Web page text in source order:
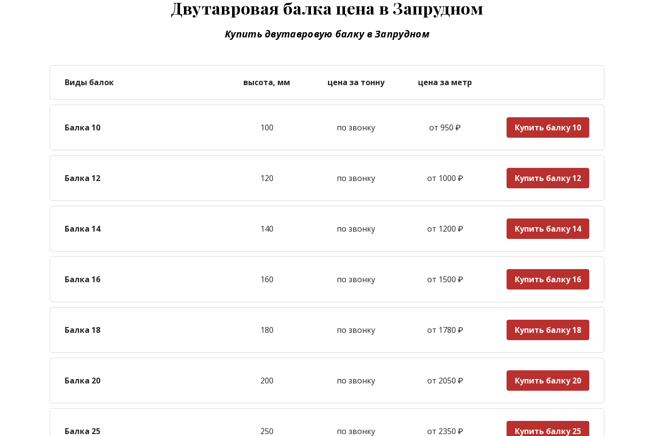
Двутавровая балка цена в Запрудном
Купить двутавровую балку в Запрудном
Виды балок высота, мм цена за тонну цена за метр
Балка 10 100 по звонку от 950 ₽ Купить балку 10
Балка 12 120 по звонку от 1000 ₽ Купить балку 12
Балка 14 140 по звонку от 1200 ₽ Купить балку 14
Балка 16 160 по звонку от 1500 ₽ Купить балку 16
Балка 18 180 по звонку от 1780 ₽ Купить балку 18
Балка 20 200 по звонку от 2050 ₽ Купить балку 20
Балка 25 250 по звонку от 2350 ₽ Купить балку 25